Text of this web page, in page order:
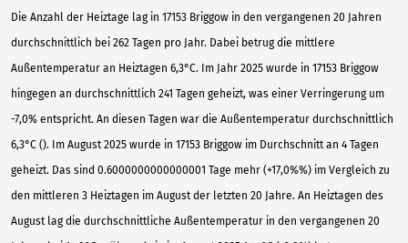
Die Anzahl der Heiztage lag in 17153 Briggow in den vergangenen 20 Jahren
durchschnittlich bei 262 Tagen pro Jahr. Dabei betrug die mittlere
Außentemperatur an Heiztagen 6,3°C. Im Jahr 2025 wurde in 17153 Briggow
hingegen an durchschnittlich 241 Tagen geheizt, was einer Verringerung um
-7,0% entspricht. An diesen Tagen war die Außentemperatur durchschnittlich
6,3°C (). Im August 2025 wurde in 17153 Briggow im Durchschnitt an 4 Tagen
geheizt. Das sind 0.6000000000000001 Tage mehr (+17,0%%) im Vergleich zu
den mittleren 3 Heiztagen im August der letzten 20 Jahre. An Heiztagen des
August lag die durchschnittliche Außentemperatur in den vergangenen 20